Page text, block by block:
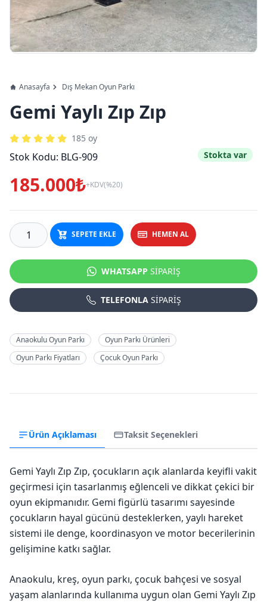
Anasayfa Dış Mekan Oyun Parkı
Gemi Yaylı Zıp Zıp
185 oy
Stok Kodu: BLG-909 Stokta var
185.000₺+KDV(%20)
SEPETE EKLE HEMEN AL
WHATSAPP SİPARİŞ
TELEFONLA SİPARİŞ
Anaokulu Oyun Parkı
Oyun Parkı Ürünleri
Oyun Parkı Fiyatları
Çocuk Oyun Parkı
Ürün Açıklaması Taksit Seçenekleri
Gemi Yaylı Zıp Zıp, çocukların açık alanlarda keyifli vakit
geçirmesi için tasarlanmış eğlenceli ve dikkat çekici bir
oyun ekipmanıdır. Gemi figürlü tasarımı sayesinde
çocukların hayal gücünü desteklerken, yaylı hareket
sistemi ile denge, koordinasyon ve motor becerilerinin
gelişimine katkı sağlar.
Anaokulu, kreş, oyun parkı, çocuk bahçesi ve sosyal
yaşam alanlarında kullanıma uygun olan Gemi Yaylı Zıp